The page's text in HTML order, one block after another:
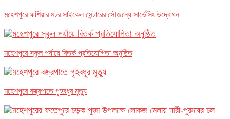
মহেশপুরে ফশিয়ার মটর সাইকেল সেন্টারের সৌজন্যে সার্ভেসিং উদ্বোধন
মহেশপুরে স্কুল পর্যায়ে বিতর্ক প্রতিযোগিতা অনুষ্ঠিত
মহেশপুরে বজ্রপাতে গৃহবধূর মৃত্যু